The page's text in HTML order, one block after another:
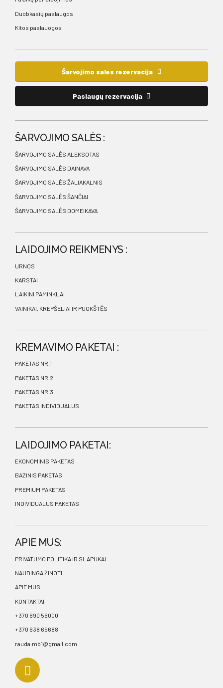
Duobkasių paslaugos
Kitos paslauogos
Šarvojimo sales rezervacija
Paslaugų rezervacija
ŠARVOJIMO SALĖS :
ŠARVOJIMO SALĖS ALEKSOTAS
ŠARVOJIMO SALĖS DAINAVA
ŠARVOJIMO SALĖS ŽALIAKALNIS
ŠARVOJIMO SALĖS ŠANČIAI
ŠARVOJIMO SALĖS DOMEIKAVA
LAIDOJIMO REIKMENYS :
URNOS
KARSTAI
LAIKINI PAMINKLAI
VAINIKAI, KREPŠELIAI IR PUOKŠTĖS
KREMAVIMO PAKETAI :
PAKETAS NR.1
PAKETAS NR.2
PAKETAS NR.3
PAKETAS INDIVIDUALUS
LAIDOJIMO PAKETAI:
EKONOMINIS PAKETAS
BAZINIS PAKETAS
PREMIUM PAKETAS
INDIVIDUALUS PAKETAS
APIE MUS:
PRIVATUMO POLITIKA IR SLAPUKAI
NAUDINGA ŽINOTI
APIE MUS
KONTAKTAI
+370 690 56000
+370 638 65688
rauda.mb1@gmail.com